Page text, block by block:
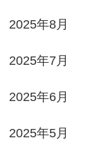
2025年8月
2025年7月
2025年6月
2025年5月